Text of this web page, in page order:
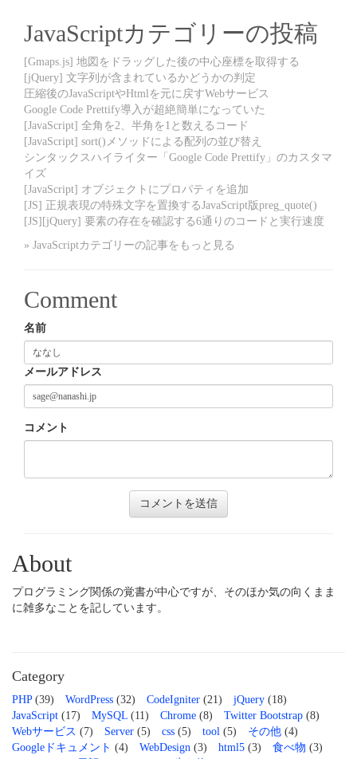
JavaScriptカテゴリーの投稿
[Gmaps.js] 地図をドラッグした後の中心座標を取得する
[jQuery] 文字列が含まれているかどうかの判定
圧縮後のJavaScriptやHtmlを元に戻すWebサービス
Google Code Prettify導入が超絶簡単になっていた
[JavaScript] 全角を2、半角を1と数えるコード
[JavaScript] sort()メソッドによる配列の並び替え
シンタックスハイライター「Google Code Prettify」のカスタマ
イズ
[JavaScript] オブジェクトにプロパティを追加
[JS] 正規表現の特殊文字を置換するJavaScript版preg_quote()
[JS][jQuery] 要素の存在を確認する6通りのコードと実行速度
» JavaScriptカテゴリーの記事をもっと見る
Comment
名前
メールアドレス
コメント
About
プログラミング関係の覚書が中心ですが、そのほか気の向くまま
に雑多なことを記しています。
Category
PHP(39) WordPress (32) CodeIgniter (21) jQuery (18)
JavaScript (17) MySQL (11) Chrome (8) Twitter Bootstrap (8)
Webサービス (7) Server (5) css (5) tool (5) その他 (4)
Googleドキュメント (4) WebDesign (3) html5 (3) 食べ物 (3)